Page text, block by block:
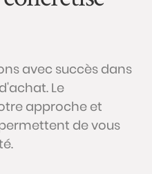
avec succès dans
Le
approche et
de vous